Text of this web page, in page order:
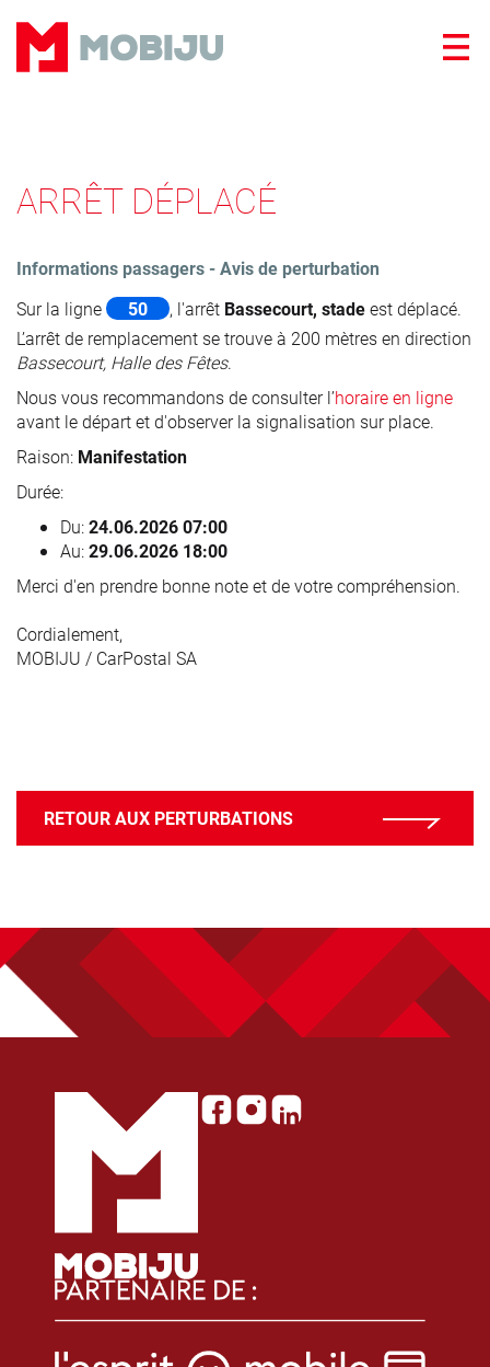
ARRÊT DÉPLACÉ
Informations passagers - Avis de perturbation
Sur la ligne
50 , l'arrêt Bassecourt, stadeest déplacé.
L’arrêt de remplacement se trouve à 200 mètres en direction
Bassecourt, Halle des Fêtes.
Nous vous recommandons de consulter l’horaire en ligne
avant le départ et d'observer la signalisation sur place.
Raison: Manifestation
Durée:
Du:24.06.2026 07:00
Au:29.06.2026 18:00
Merci d'en prendre bonne note et de votre compréhension.
Cordialement,
MOBIJU / CarPostal SA
RETOUR AUX PERTURBATIONS